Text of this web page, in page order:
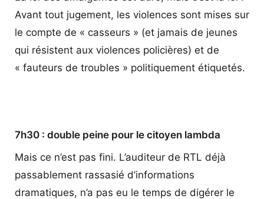
Avant tout jugement, les violences sont mises sur
le compte de « casseurs » (et jamais de jeunes
qui résistent aux violences policières) et de
« fauteurs de troubles » politiquement étiquetés.
7h30 : double peine pour le citoyen lambda
Mais ce n’est pas fini. L’auditeur de RTL déjà
passablement rassasié d’informations
dramatiques, n’a pas eu le temps de digérer le